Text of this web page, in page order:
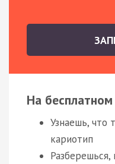
На
Узнаешь, что
кариотип
Разберешься,